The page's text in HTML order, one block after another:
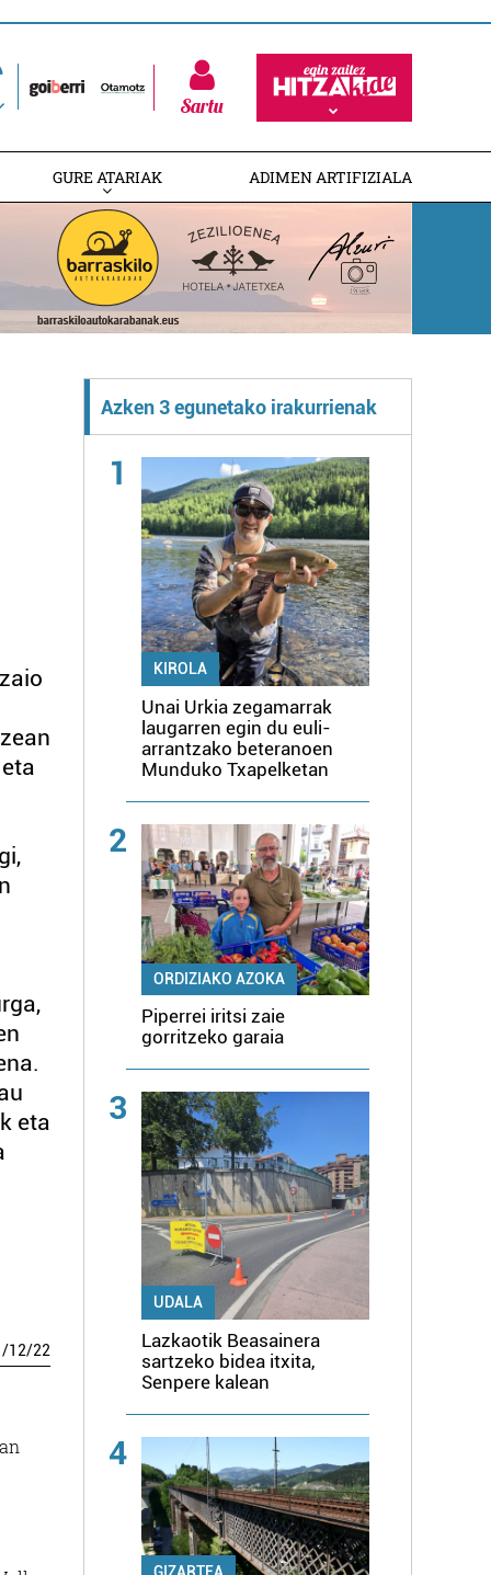
Sartu
GURE ATARIAK ADIMEN ARTIFIZIALA
eta
/12/22
Azken 3 egunetako irakurrienak
1
KIROLA
Unai Urkia zegamarrak
laugarren egin du euli-
arrantzako beteranoen
Munduko Txapelketan
2
ORDIZIAKO AZOKA
Piperrei iritsi zaie
gorritzeko garaia
3
UDALA
Lazkaotik Beasainera
sartzeko bidea itxita,
Senpere kalean
4